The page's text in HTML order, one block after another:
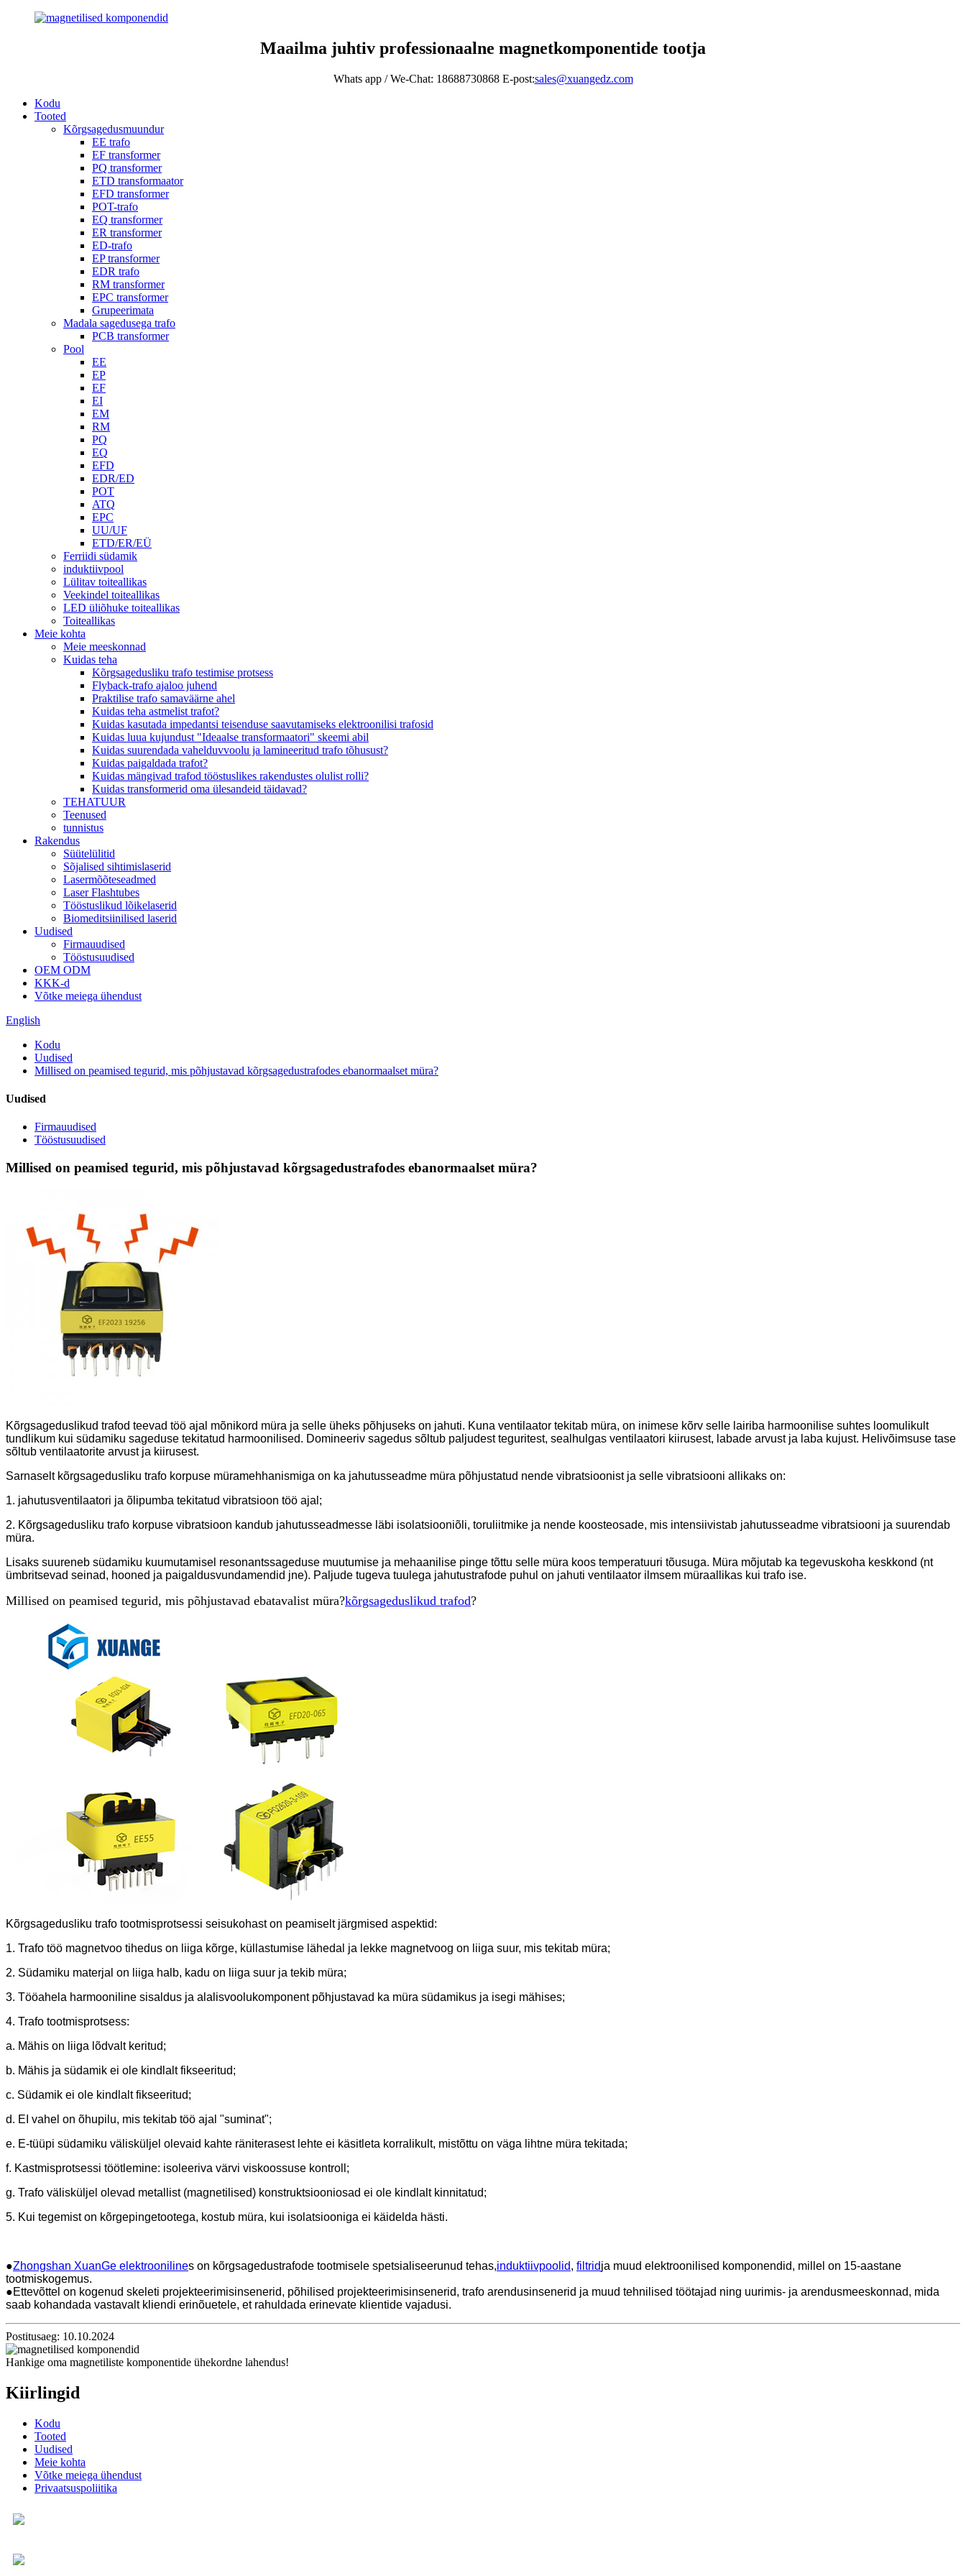
Maailma juhtiv professionaalne magnetkomponentide tootja
Whats app / We-Chat: 18688730868 E-post:sales@xuangedz.com
Kodu
Tooted
Kõrgsagedusmuundur
EE trafo
EF transformer
PQ transformer
ETD transformaator
EFD transformer
POT-trafo
EQ transformer
ER transformer
ED-trafo
EP transformer
EDR trafo
RM transformer
EPC transformer
Grupeerimata
Madala sagedusega trafo
PCB transformer
Pool
EE
EP
EF
EI
EM
RM
PQ
EQ
EFD
EDR/ED
POT
ATQ
EPC
UU/UF
ETD/ER/EÜ
Ferriidi südamik
induktiivpool
Lülitav toiteallikas
Veekindel toiteallikas
LED üliõhuke toiteallikas
Toiteallikas
Meie kohta
Meie meeskonnad
Kuidas teha
Kõrgsagedusliku trafo testimise protsess
Flyback-trafo ajaloo juhend
Praktilise trafo samaväärne ahel
Kuidas teha astmelist trafot?
Kuidas kasutada impedantsi teisenduse saavutamiseks elektroonilisi trafosid
Kuidas luua kujundust "Ideaalse transformaatori" skeemi abil
Kuidas suurendada vahelduvvoolu ja lamineeritud trafo tõhusust?
Kuidas paigaldada trafot?
Kuidas mängivad trafod tööstuslikes rakendustes olulist rolli?
Kuidas transformerid oma ülesandeid täidavad?
TEHATUUR
Teenused
tunnistus
Rakendus
Süütelülitid
Sõjalised sihtimislaserid
Lasermõõteseadmed
Laser Flashtubes
Tööstuslikud lõikelaserid
Biomeditsiinilised laserid
Uudised
Firmauudised
Tööstusuudised
OEM ODM
KKK-d
Võtke meiega ühendust
English
Kodu
Uudised
Millised on peamised tegurid, mis põhjustavad kõrgsagedustrafodes ebanormaalset müra?
Uudised
Firmauudised
Tööstusuudised
Millised on peamised tegurid, mis põhjustavad kõrgsagedustrafodes ebanormaalset müra?
Kõrgsageduslikud trafod teevad töö ajal mõnikord müra ja selle üheks põhjuseks on jahuti. Kuna ventilaator tekitab müra, on inimese kõrv selle lairiba harmoonilise suhtes loomulikult
tundlikum kui südamiku sageduse tekitatud harmoonilised. Domineeriv sagedus sõltub paljudest teguritest, sealhulgas ventilaatori kiirusest, labade arvust ja laba kujust. Helivõimsuse tase
sõltub ventilaatorite arvust ja kiirusest.
Sarnaselt kõrgsagedusliku trafo korpuse müramehhanismiga on ka jahutusseadme müra põhjustatud nende vibratsioonist ja selle vibratsiooni allikaks on:
1. jahutusventilaatori ja õlipumba tekitatud vibratsioon töö ajal;
2. Kõrgsagedusliku trafo korpuse vibratsioon kandub jahutusseadmesse läbi isolatsiooniõli, toruliitmike ja nende koosteosade, mis intensiivistab jahutusseadme vibratsiooni ja suurendab
müra.
Lisaks suureneb südamiku kuumutamisel resonantssageduse muutumise ja mehaanilise pinge tõttu selle müra koos temperatuuri tõusuga. Müra mõjutab ka tegevuskoha keskkond (nt
ümbritsevad seinad, hooned ja paigaldusvundamendid jne). Paljude tugeva tuulega jahutustrafode puhul on jahuti ventilaator ilmsem müraallikas kui trafo ise.
Millised on peamised tegurid, mis põhjustavad ebatavalist müra?kõrgsageduslikud trafod?
Kõrgsagedusliku trafo tootmisprotsessi seisukohast on peamiselt järgmised aspektid:
1. Trafo töö magnetvoo tihedus on liiga kõrge, küllastumise lähedal ja lekke magnetvoog on liiga suur, mis tekitab müra;
2. Südamiku materjal on liiga halb, kadu on liiga suur ja tekib müra;
3. Tööahela harmooniline sisaldus ja alalisvoolukomponent põhjustavad ka müra südamikus ja isegi mähises;
4. Trafo tootmisprotsess:
a. Mähis on liiga lõdvalt keritud;
b. Mähis ja südamik ei ole kindlalt fikseeritud;
c. Südamik ei ole kindlalt fikseeritud;
d. EI vahel on õhupilu, mis tekitab töö ajal "suminat";
e. E-tüüpi südamiku välisküljel olevaid kahte räniterasest lehte ei käsitleta korralikult, mistõttu on väga lihtne müra tekitada;
f. Kastmisprotsessi töötlemine: isoleeriva värvi viskoossuse kontroll;
g. Trafo välisküljel olevad metallist (magnetilised) konstruktsiooniosad ei ole kindlalt kinnitatud;
5. Kui tegemist on kõrgepingetootega, kostub müra, kui isolatsiooniga ei käidelda hästi.
●Zhongshan XuanGe elektroonilines on kõrgsagedustrafode tootmisele spetsialiseerunud tehas,induktiivpoolid, filtridja muud elektroonilised komponendid, millel on 15-aastane
tootmiskogemus.
●Ettevõttel on kogenud skeleti projekteerimisinsenerid, põhilised projekteerimisinsenerid, trafo arendusinsenerid ja muud tehnilised töötajad ning uurimis- ja arendusmeeskonnad, mida
saab kohandada vastavalt kliendi erinõuetele, et rahuldada erinevate klientide vajadusi.
Postitusaeg: 10.10.2024
Hankige oma magnetiliste komponentide ühekordne lahendus!
Kiirlingid
Kodu
Tooted
Uudised
Meie kohta
Võtke meiega ühendust
Privaatsuspoliitika